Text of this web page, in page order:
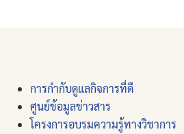
การกำกับดูแลกิจการที่ดี
ศูนย์ข้อมูลข่าวสาร
โครงการอบรมความรู้ทางวิชาการ